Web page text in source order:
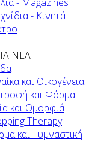
- Κινητά
ΝΕΑ
και Οικογένεια
και Φόρμα
και Ομορφιά
Therapy
και Γυμναστική